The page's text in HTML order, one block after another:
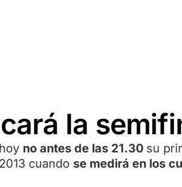
la
no antes de las 21.30 su
cuando se medirá en los